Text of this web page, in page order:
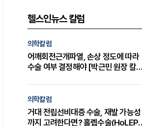
헬스인뉴스 칼럼
의학칼럼
어깨회전근개파열, 손상 정도에 따라
수술 여부 결정해야 [박근민 원장 칼
의학칼럼
거대 전립선비대증 수술, 재발 가능성
까지 고려한다면? 홀렙수술(HoLEP)